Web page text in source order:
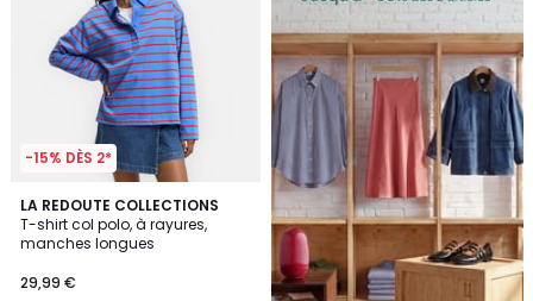
-15% DÈS 2*
LA REDOUTE COLLECTIONS
T-shirt col polo, à rayures,
manches longues
29,99 €